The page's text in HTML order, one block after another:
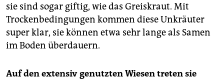
sie sind sogar giftig, wie das Greiskraut. Mit
Trockenbedingungen kommen diese Unkräuter
super klar, sie können etwa sehr lange als Samen
im Boden überdauern.
Auf den extensiv genutzten Wiesen treten sie